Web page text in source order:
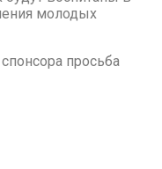
молодых
просьба